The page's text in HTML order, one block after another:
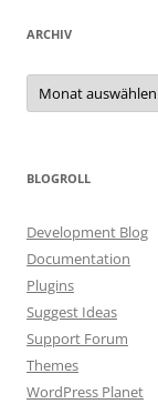
ARCHIV
Archiv
BLOGROLL
Development Blog
Documentation
Plugins
Suggest Ideas
Support Forum
Themes
WordPress Planet